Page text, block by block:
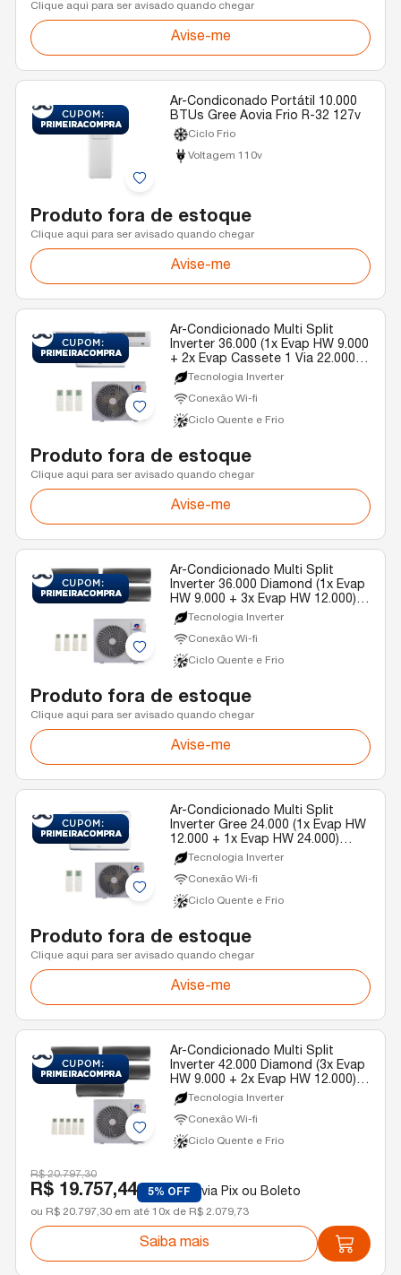
Clique aqui para ser avisado quando chegar
Avise-me
Ar-Condiconado Portátil 10.000
BTUs Gree Aovia Frio R-32 127v
Ciclo Frio
Voltagem 110v
Produto fora de estoque
Clique aqui para ser avisado quando chegar
Avise-me
Ar-Condicionado Multi Split
Inverter 36.000 (1x Evap HW 9.000
+ 2x Evap Cassete 1 Via 22.000)
Gree Quente/Frio R-32 220v
Tecnologia Inverter
Conexão Wi-fi
Ciclo Quente e Frio
Produto fora de estoque
Clique aqui para ser avisado quando chegar
Avise-me
Ar-Condicionado Multi Split
Inverter 36.000 Diamond (1x Evap
HW 9.000 + 3x Evap HW 12.000)
Gree Quente/Frio R-32 220v
Tecnologia Inverter
Conexão Wi-fi
Ciclo Quente e Frio
Produto fora de estoque
Clique aqui para ser avisado quando chegar
Avise-me
Ar-Condicionado Multi Split
Inverter Gree 24.000 (1x Evap HW
12.000 + 1x Evap HW 24.000)
Gree Quente/Frio R-32 220v
Tecnologia Inverter
Conexão Wi-fi
Ciclo Quente e Frio
Produto fora de estoque
Clique aqui para ser avisado quando chegar
Avise-me
Ar-Condicionado Multi Split
Inverter 42.000 Diamond (3x Evap
HW 9.000 + 2x Evap HW 12.000)
Gree Quente/Frio R-32 220v
Tecnologia Inverter
Conexão Wi-fi
Ciclo Quente e Frio
R$ 20.797,30
R$ 19.757,44 5% OFF via Pix ou Boleto
ou R$ 20.797,30 em até 10x de R$ 2.079,73
Saiba mais